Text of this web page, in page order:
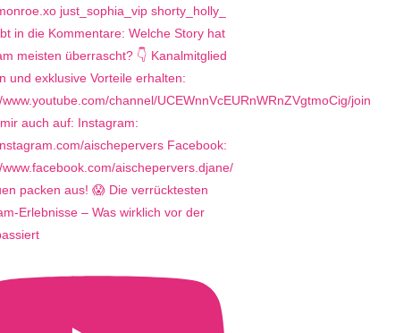
packen aus! 😱 Die verrücktesten
Erlebnisse – Was wirklich vor der